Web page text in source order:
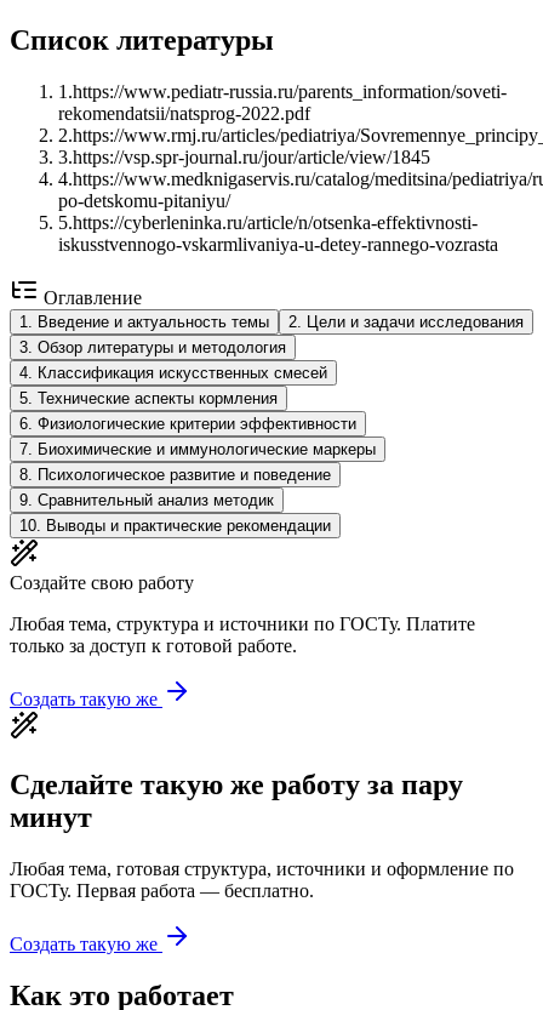
Список литературы
1 .https://www.pediatr-russia.ru/parents_information/soveti-
rekomendatsii/natsprog-2022.pdf
2.https://www.rmj.ru/articles/pediatriya/
3.https://vsp.spr-journal.ru/jour/article/view/1845
4.https://www.medknigaservis.ru/catalog/meditsina/pediatriya/
po-detskomu-pitaniyu/
5.https://cyberleninka.ru/article/n/otsenka-effektivnosti-
iskusstvennogo-vskarmlivaniya-u-detey-rannego-vozrasta
Оглавление
1 Введение и актуальность темы 2
Цели и задачи исследования
3 Обзор литературы и методология
4
Классификация искусственных смесей
5 Технические аспекты кормления
6 Физиологические критерии эффективности
7
Биохимические и иммунологические маркеры
8
Психологическое развитие и поведение
9 Сравнительный анализ методик
10
Выводы и практические рекомендации
Создайте свою работу
Любая тема, структура и источники по ГОСТу. Платите
только за доступ к готовой работе.
Создать такую же
Сделайте такую же работу за пару
минут
Любая тема, готовая структура, источники и оформление по
ГОСТу. Первая работа — бесплатно.
Создать такую же
Как это работает